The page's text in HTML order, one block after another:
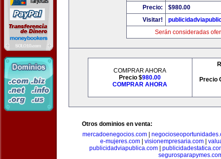
Precio:
$980.00
Visitar!
Serán consideradas
COMPRAR AHORA
Precio $980.00
COMPRAR AHORA
Precio
Otros dominios en venta:
mercadoenegocios.com
e-mujeres.com
visionempresaria.com
publicidadviapublica.com